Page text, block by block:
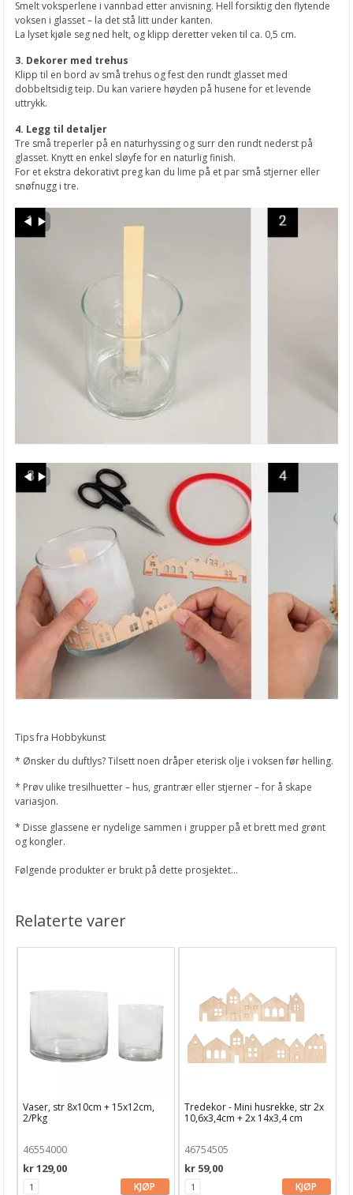
Smelt voksperlene i vannbad etter anvisning. Hell forsiktig den flytende
voksen i glasset – la det stå litt under kanten.
La lyset kjøle seg ned helt, og klipp deretter veken til ca. 0,5 cm.
3. Dekorer med trehus
Klipp til en bord av små trehus og fest den rundt glasset med
dobbeltsidig teip. Du kan variere høyden på husene for et levende
uttrykk.
4. Legg til detaljer
Tre små treperler på en naturhyssing og surr den rundt nederst på
glasset. Knytt en enkel sløyfe for en naturlig finish.
For et ekstra dekorativt preg kan du lime på et par små stjerner eller
snøfnugg i tre.
Tips fra Hobbykunst
* Ønsker du duftlys? Tilsett noen dråper eterisk olje i voksen før helling.
* Prøv ulike tresilhuetter – hus, grantrær eller stjerner – for å skape
variasjon.
* Disse glassene er nydelige sammen i grupper på et brett med grønt
og kongler.
Følgende produkter er brukt på dette prosjektet...
Relaterte varer
Vaser, str 8x10cm + 15x12cm,
2/Pkg
46554000
kr 129,00
KJØP
Tredekor - Mini husrekke, str 2x
10,6x3,4cm + 2x 14x3,4 cm
46754505
kr 59,00
KJØP